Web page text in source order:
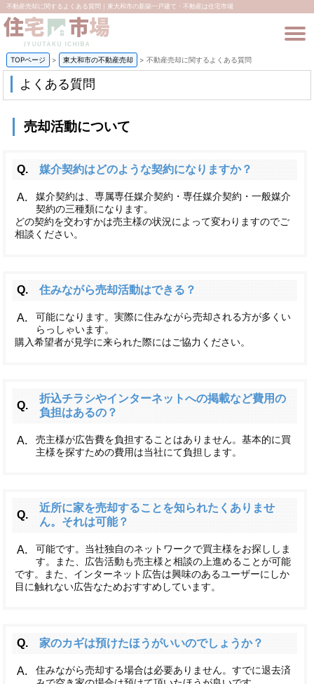
不動産売却に関するよくある質問｜東大和市の新築一戸建て・不動産は住宅市場
TOPページ > 東大和市の不動産売却 > 不動産売却に関するよくある質問